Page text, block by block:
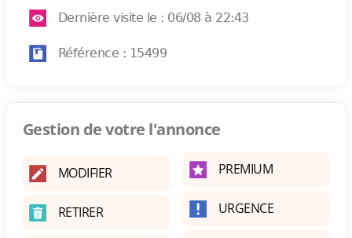
Dernière visite le : 06/08 à 22:43
Référence : 15499
Gestion de votre l'annonce
MODIFIER
RETIRER
PREMIUM
URGENCE